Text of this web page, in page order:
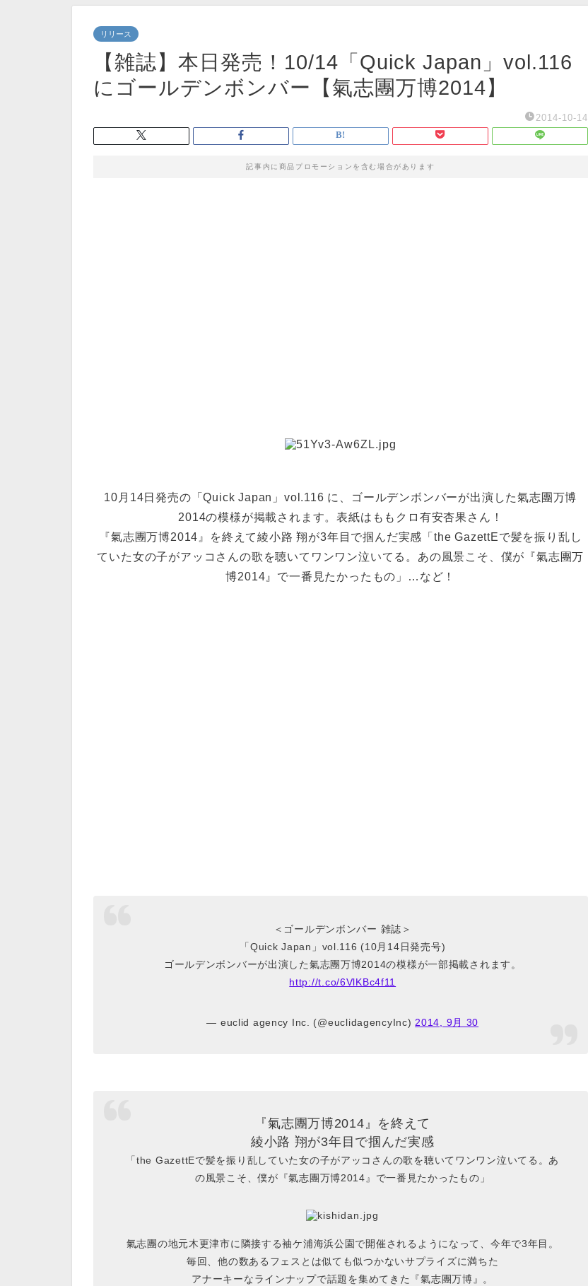
リリース
【雑誌】本日発売！10/14「Quick Japan」vol.116
にゴールデンボンバー【氣志團万博2014】
2014-10-14
記事内に商品プロモーションを含む場合があります
10月14日発売の「Quick Japan」vol.116 に、ゴールデンボンバーが出演した氣志團万博
2014の模様が掲載されます。表紙はももクロ有安杏果さん！
『氣志團万博2014』を終えて綾小路 翔が3年目で掴んだ実感「the GazettEで髪を振り乱し
ていた女の子がアッコさんの歌を聴いてワンワン泣いてる。あの風景こそ、僕が『氣志團万
博2014』で一番見たかったもの」…など！
＜ゴールデンボンバー 雑誌＞
「Quick Japan」vol.116 (10月14日発売号)
ゴールデンボンバーが出演した氣志團万博2014の模様が一部掲載されます。
http://t.co/6VlKBc4f11
— euclid agency Inc. (@euclidagencyInc) 2014, 9月 30
『氣志團万博2014』を終えて
綾小路 翔が3年目で掴んだ実感
「the GazettEで髪を振り乱していた女の子がアッコさんの歌を聴いてワンワン泣いてる。あ
の風景こそ、僕が『氣志團万博2014』で一番見たかったもの」
氣志團の地元木更津市に隣接する袖ケ浦海浜公園で開催されるようになって、今年で3年目。
毎回、他の数あるフェスとは似ても似つかないサプライズに満ちた
アナーキーなラインナップで話題を集めてきた『氣志團万博』。